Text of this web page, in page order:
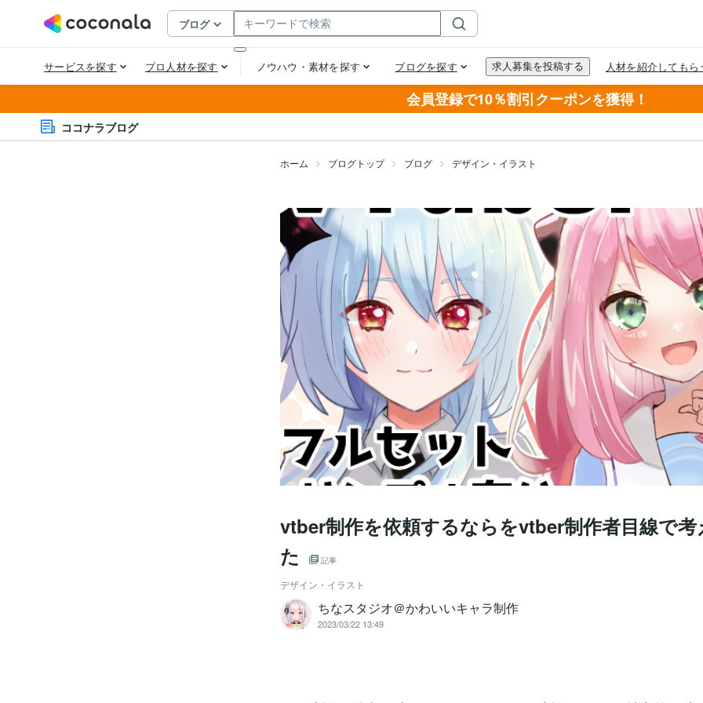
会員登録で10％割引クーポンを獲得！
ココナラブログ
ホーム ブログトップ ブログ デザイン・イラスト
vtber制作を依頼するならをvtber制作者目線で
た
記事
デザイン・イラスト
ちなスタジオ＠かわいいキャラ制作
2023/03/22 13:49